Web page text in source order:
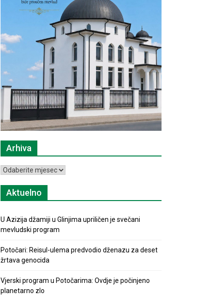
Arhiva
Arhiva
Aktuelno
U Azizija džamiji u Glinjima upriličen je svečani
mevludski program
Potočari: Reisul-ulema predvodio dženazu za deset
žrtava genocida
Vjerski program u Potočarima: Ovdje je počinjeno
planetarno zlo